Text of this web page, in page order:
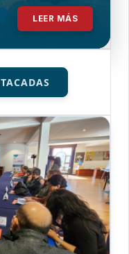
LEER MÁS